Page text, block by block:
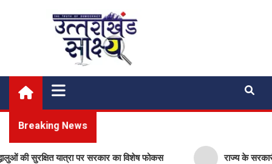
Uttarakhand Shakshya
My News Portal
Breaking News
यात्रा पर सरकार का विशेष फोकस राज्य के सरकारी स्कूलों में